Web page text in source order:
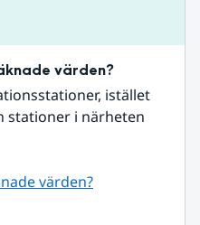
värden?
istället
stationer i närheten
värden?